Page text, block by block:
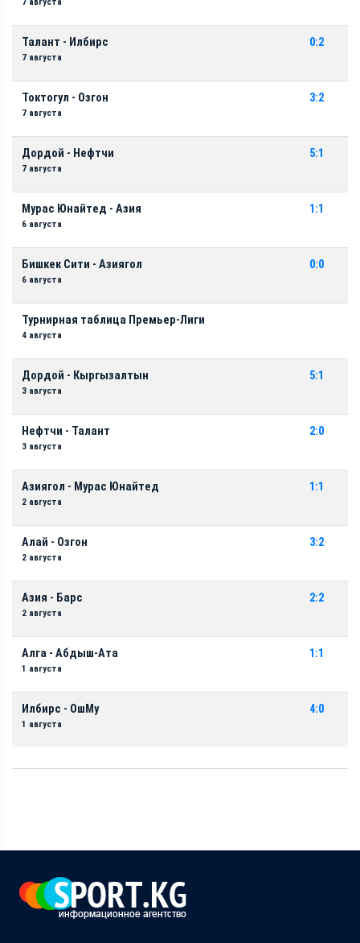
Талант - Илбирс
7 августа
0:2
Токтогул - Озгон
7 августа
3:2
Дордой - Нефтчи
7 августа
5:1
Мурас Юнайтед - Азия
6 августа
1:1
Бишкек Сити - Азиягол
6 августа
0:0
Турнирная таблица Премьер-Лиги
4 августа
Дордой - Кыргызалтын
3 августа
5:1
Нефтчи - Талант
3 августа
2:0
Азиягол - Мурас Юнайтед
2 августа
1:1
Алай - Озгон
2 августа
3:2
Азия - Барс
2 августа
2:2
Алга - Абдыш-Ата
1 августа
1:1
Илбирс - ОшМу
1 августа
4:0